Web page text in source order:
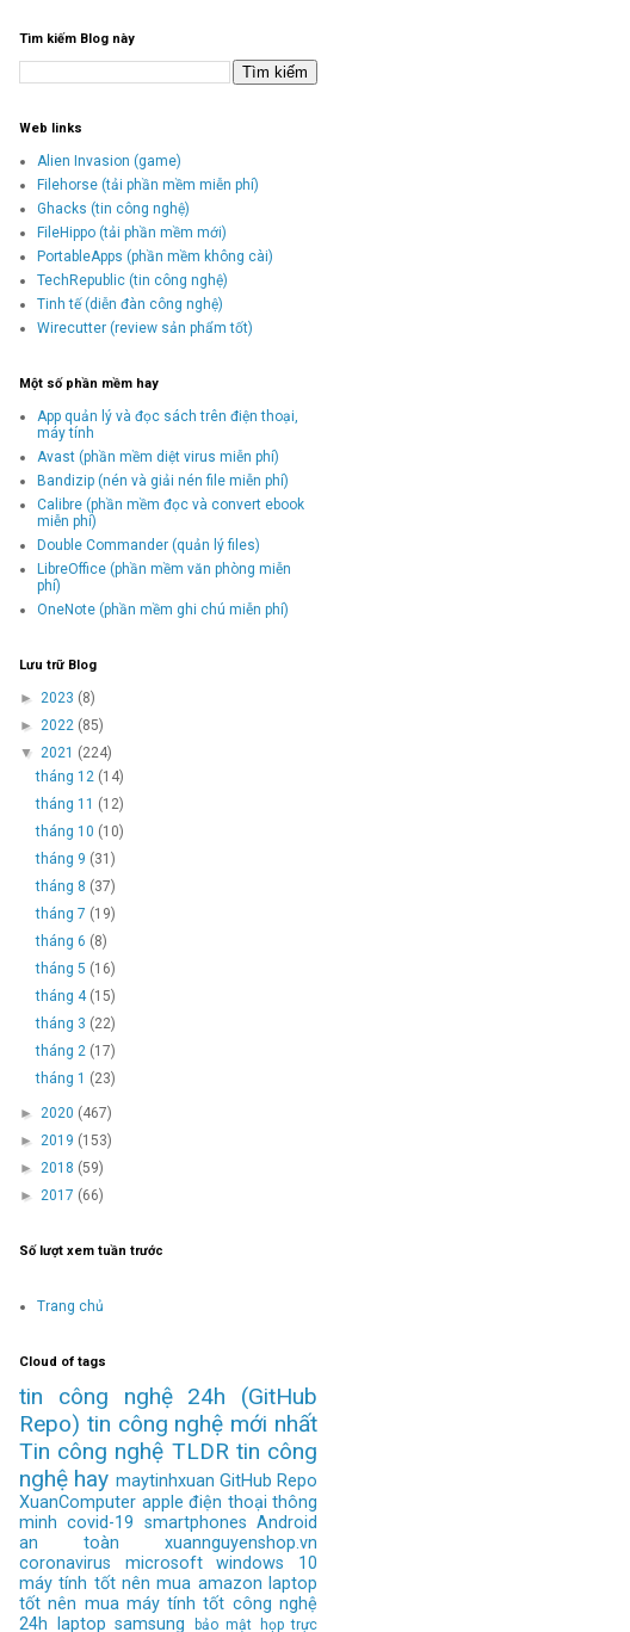
Tìm kiếm Blog này
Web links
Alien Invasion (game)
Filehorse (tải phần mềm miễn phí)
Ghacks (tin công nghệ)
FileHippo (tải phần mềm mới)
PortableApps (phần mềm không cài)
TechRepublic (tin công nghệ)
Tinh tế (diễn đàn công nghệ)
Wirecutter (review sản phẩm tốt)
Một số phần mềm hay
App quản lý và đọc sách trên điện thoại,
máy tính
Avast (phần mềm diệt virus miễn phí)
Bandizip (nén và giải nén file miễn phí)
Calibre (phần mềm đọc và convert ebook
miễn phí)
Double Commander (quản lý files)
LibreOffice (phần mềm văn phòng miễn
phí)
OneNote (phần mềm ghi chú miễn phí)
Lưu trữ Blog
► 2023 (8)
► 2022 (85)
▼ 2021 (224)
tháng 12 (14)
tháng 11 (12)
tháng 10 (10)
tháng 9 (31)
tháng 8 (37)
tháng 7 (19)
tháng 6 (8)
tháng 5 (16)
tháng 4 (15)
tháng 3 (22)
tháng 2 (17)
tháng 1 (23)
► 2020 (467)
► 2019 (153)
► 2018 (59)
► 2017 (66)
Số lượt xem tuần trước
Trang chủ
Cloud of tags
tin công nghệ 24h
(GitHub
Repo) tin công nghệ mới nhất
Tin công nghệ TLDR tin công
nghệ hay maytinhxuan GitHub Repo
XuanComputer apple điện thoại thông
minh covid-19 smartphones Android
an toàn
xuannguyenshop.vn
coronavirus
microsoft
windows 10
máy tính tốt nên mua amazon laptop
tốt nên mua máy tính tốt công nghệ
24h
laptop samsung bảo mật
họp trực